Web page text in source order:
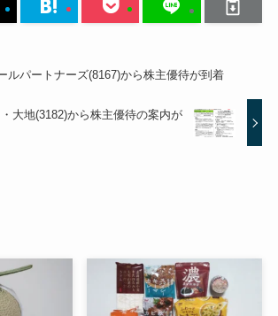
ルパートナーズ(8167)から株主優待が到着
大地(3182)から株主優待の案内が